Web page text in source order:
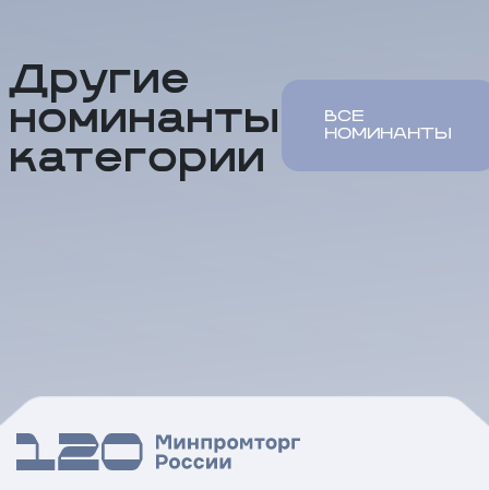
Другие
номинанты
категории
ВСЕ
НОМИНАНТЫ